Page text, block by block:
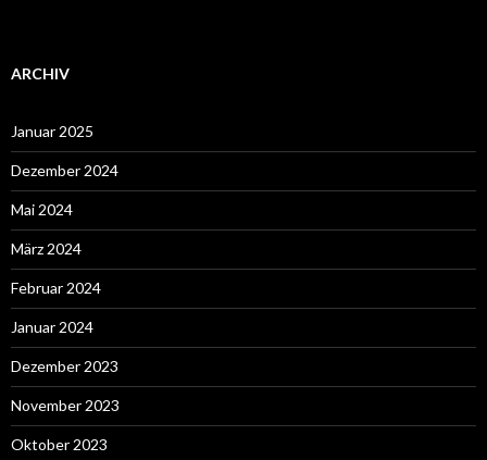
ARCHIV
Januar 2025
Dezember 2024
Mai 2024
März 2024
Februar 2024
Januar 2024
Dezember 2023
November 2023
Oktober 2023